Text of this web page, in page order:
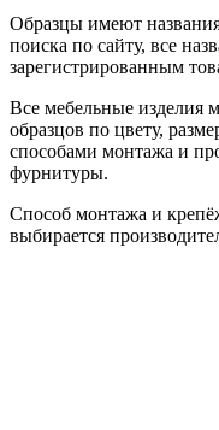
Образцы имеют
поиска по сайту, все
зарегистрированным
Все мебельные изделия
образцов по цвету,
способами монтажа и
фурнитуры.
Способ монтажа и
выбирается